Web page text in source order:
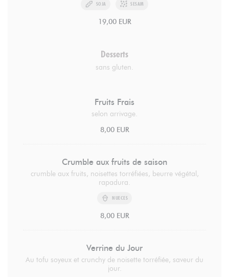
SOJA SESAM
19,00 EUR
Desserts
sans gluten.
Fruits Frais
selon arrivage.
8,00 EUR
Crumble aux fruits de saison
crumble aux fruits, noisettes torréfiées, beurre végétal,
rapadura.
NUECES
8,00 EUR
Verrine du Jour
Au tofu soyeux et crunchy de noisette torréfiée, saveur du
jour.